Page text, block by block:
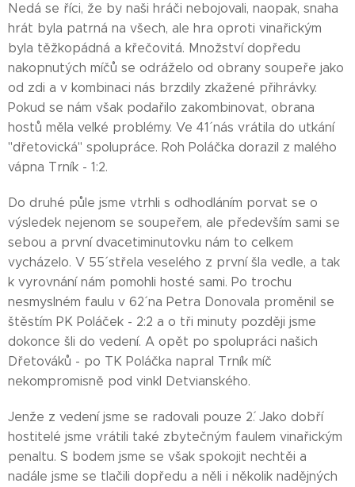
Nedá se říci, že by naši hráči nebojovali, naopak, snaha
hrát byla patrná na všech, ale hra oproti vinařickým
byla těžkopádná a křečovitá. Množství dopředu
nakopnutých míčů se odráželo od obrany soupeře jako
od zdi a v kombinaci nás brzdily zkažené přihrávky.
Pokud se nám však podařilo zakombinovat, obrana
hostů měla velké problémy. Ve 41´ nás vrátila do utkání
"dřetovická" spolupráce. Roh Poláčka dorazil z malého
vápna Trník - 1:2.
Do druhé půle jsme vtrhli s odhodláním porvat se o
výsledek nejenom se soupeřem, ale především sami se
sebou a první dvacetiminutovku nám to celkem
vycházelo. V 55´ střela veselého z první šla vedle, a tak
k vyrovnání nám pomohli hosté sami. Po trochu
nesmyslném faulu v 62´ na Petra Donovala proměnil se
štěstím PK Poláček - 2:2 a o tři minuty později jsme
dokonce šli do vedení. A opět po spolupráci našich
Dřetováků - po TK Poláčka napral Trník míč
nekompromisně pod vinkl Detvianského.
Jenže z vedení jsme se radovali pouze 2´. Jako dobří
hostitelé jsme vrátili také zbytečným faulem vinařickým
penaltu. S bodem jsme se však spokojit nechtěi a
nadále jsme se tlačili dopředu a něli i několik nadějných